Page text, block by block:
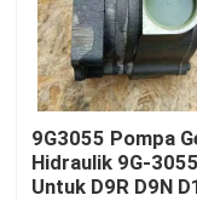
Permintaan
Motor
motor ayun
9G3055 Pompa
Hidraulik 9G-3055
Untuk D9R D9N